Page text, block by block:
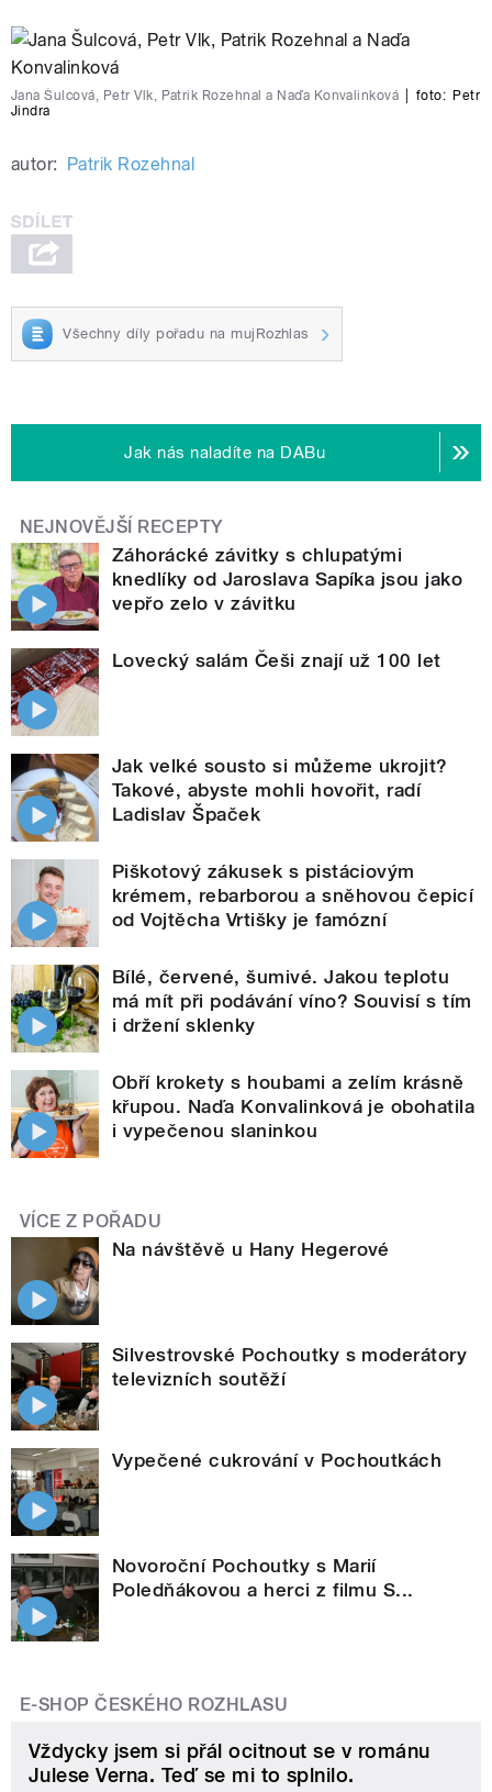
Jana Šulcová, Petr Vlk, Patrik Rozehnal a Naďa Konvalinková foto: Petr
Jindra
autor: Patrik Rozehnal
Všechny díly pořadu na mujRozhlas
Jak nás naladíte na DABu
NEJNOVĚJŠÍ RECEPTY
Záhorácké závitky s chlupatými
knedlíky od Jaroslava Sapíka jsou jako
vepřo zelo v závitku
Lovecký salám Češi znají už 100 let
Jak velké sousto si můžeme ukrojit?
Takové, abyste mohli hovořit, radí
Ladislav Špaček
Piškotový zákusek s pistáciovým
krémem, rebarborou a sněhovou čepicí
od Vojtěcha Vrtišky je famózní
Bílé, červené, šumivé. Jakou teplotu
má mít při podávání víno? Souvisí s tím
i držení sklenky
Obří krokety s houbami a zelím krásně
křupou. Naďa Konvalinková je obohatila
i vypečenou slaninkou
VÍCE Z POŘADU
Na návštěvě u Hany Hegerové
Silvestrovské Pochoutky s moderátory
televizních soutěží
Vypečené cukrování v Pochoutkách
Novoroční Pochoutky s Marií
Poledňákovou a herci z filmu S...
E-SHOP ČESKÉHO ROZHLASU
Vždycky jsem si přál ocitnout se v románu
Julese Verna. Teď se mi to splnilo.